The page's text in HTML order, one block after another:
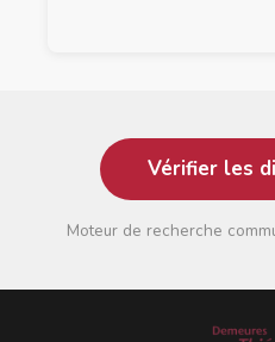
Vérifier les
Moteur de recherche